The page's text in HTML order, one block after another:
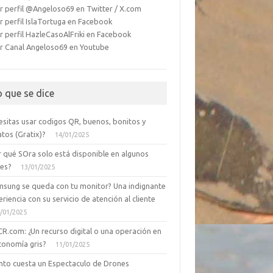
perfil @Angeloso69 en Twitter / X.com
perfil IslaTortuga en Facebook
perfil HazleCasoAlFriki en Facebook
Canal Angeloso69 en Youtube
que se dice
usar codigos QR, buenos, bonitos y
(Gratix)?
14/01/2025
qué SOra solo está disponible en algunos
13/01/2025
se queda con tu monitor? Una indignante
con su servicio de atención al cliente
01/2025
¿Un recurso digital o una operación en
gris?
11/01/2025
cuesta un Espectaculo de Drones